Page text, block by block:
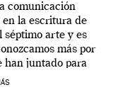
comunicación
la escritura de
séptimo arte y es
más por
han juntado para